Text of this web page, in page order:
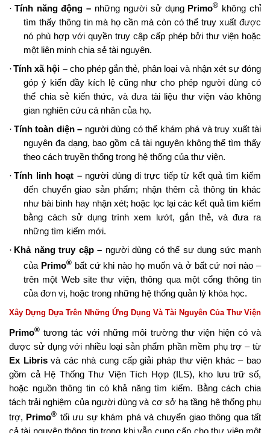
· Tính năng động – những người sử dụng Primo® không chỉ
tìm thấy thông tin mà họ cần mà còn có thể truy xuất được
nó phù hợp với quyền truy cập cấp phép bởi thư viện hoặc
một liên minh chia sẻ tài nguyên.
·Tính xã hội – cho phép gắn thẻ, phân loại và nhận xét sự đóng
góp ý kiến đầy kích lệ cũng như cho phép người dùng có
thể chia sẻ kiến thức, và đưa tài liệu thư viện vào không
gian nghiên cứu cá nhân của họ.
· Tính toàn diện – người dùng có thể khám phá và truy xuất tài
nguyên đa dạng, bao gồm cả tài nguyên không thể tìm thấy
theo cách truyền thống trong hệ thống của thư viện.
· Tính linh hoạt – người dùng đi trực tiếp từ kết quả tìm kiếm
đến chuyển giao sản phẩm; nhận thêm cả thông tin khác
như bài bình hay nhận xét; hoặc lọc lại các kết quả tìm kiếm
bằng cách sử dụng trình xem lướt, gắn thẻ, và đưa ra
những tìm kiếm mới.
· Khả năng truy cập – người dùng có thể sư dụng sức mạnh
của Primo®bất cứ khi nào họ muốn và ở bất cứ nơi nào –
trên một Web site thư viện, thông qua một cổng thông tin
của đơn vị, hoặc trong những hệ thống quản lý khóa học.
Xây Dựng Dựa Trên Những Ứng Dụng Và Tài Nguyên Của Thư Viện
Primo® tương tác với những môi trường thư viện hiện có và
được sử dụng với nhiều loại sản phẩm phần mềm phụ trợ – từ
Ex Librisvà các nhà cung cấp giải pháp thư viện khác – bao
gồm cả Hệ Thống Thư Viện Tích Hợp (ILS), kho lưu trữ số,
hoặc nguồn thông tin có khả năng tìm kiếm. Bằng cách chia
tách trải nghiệm của người dùng và cơ sở hạ tầng hệ thống phụ
trợ, Primo® tối ưu sự khám phá và chuyển giao thông qua tất